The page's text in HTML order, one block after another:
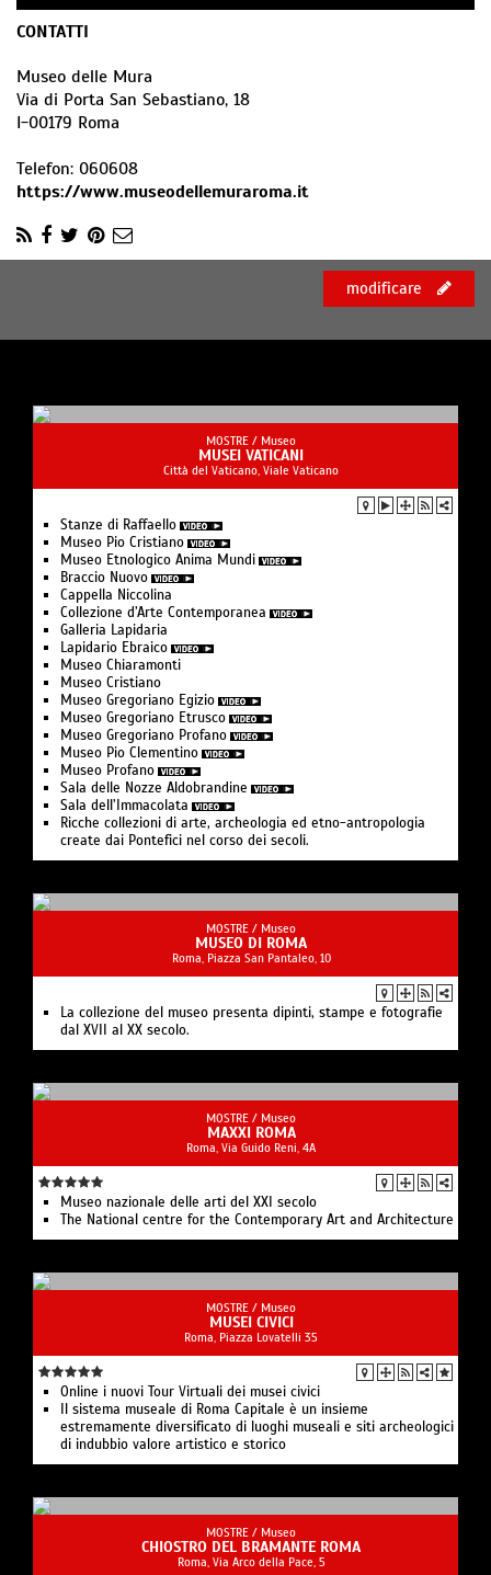
CONTATTI
Museo delle Mura
Via di Porta San Sebastiano, 18
I-00179 Roma
Telefon: 060608
https://www.museodellemuraroma.it
modificare
MOSTRE / Museo
MUSEI VATICANI
Città del Vaticano, Viale Vaticano
Stanze di Raffaello
Museo Pio Cristiano
Museo Etnologico Anima Mundi
Braccio Nuovo
Cappella Niccolina
Collezione d’Arte Contemporanea
Galleria Lapidaria
Lapidario Ebraico
Museo Chiaramonti
Museo Cristiano
Museo Gregoriano Egizio
Museo Gregoriano Etrusco
Museo Gregoriano Profano
Museo Pio Clementino
Museo Profano
Sala delle Nozze Aldobrandine
Sala dell’Immacolata
Ricche collezioni di arte, archeologia ed etno-antropologia
create dai Pontefici nel corso dei secoli.
MOSTRE / Museo
MUSEO DI ROMA
Roma, Piazza San Pantaleo, 10
La collezione del museo presenta dipinti, stampe e fotografie
dal XVII al XX secolo.
MOSTRE / Museo
MAXXI ROMA
Roma, Via Guido Reni, 4A
Museo nazionale delle arti del XXI secolo
The National centre for the Contemporary Art and Architecture
MOSTRE / Museo
MUSEI CIVICI
Roma, Piazza Lovatelli 35
Online i nuovi Tour Virtuali dei musei civici
Il sistema museale di Roma Capitale è un insieme
estremamente diversificato di luoghi museali e siti archeologici
di indubbio valore artistico e storico
MOSTRE / Museo
CHIOSTRO DEL BRAMANTE ROMA
Roma, Via Arco della Pace, 5